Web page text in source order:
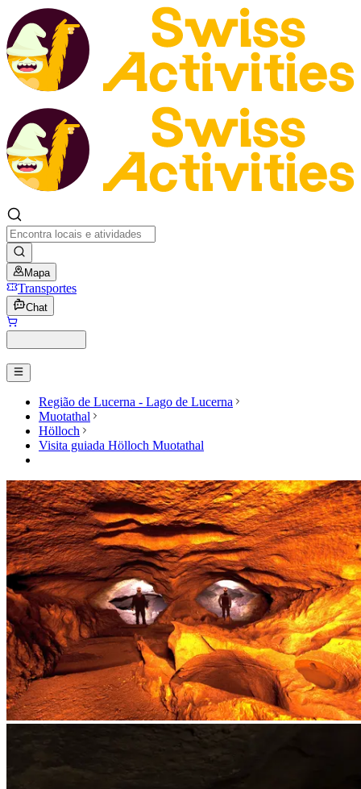
Mapa
Transportes
Chat
Região de Lucerna - Lago de Lucerna
Muotathal
Hölloch
Visita guiada Hölloch Muotathal